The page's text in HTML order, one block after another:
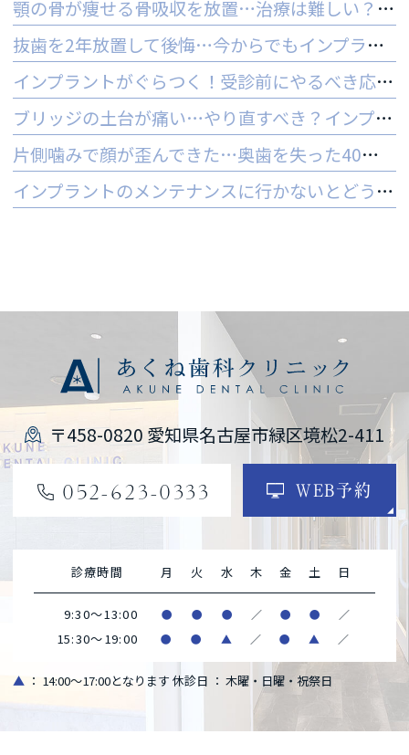
顎の骨が痩せる骨吸収を放置…治療は難しい？手遅れを防ぐ3つの対策
抜歯を2年放置して後悔…今からでもインプラントはできる？
インプラントがぐらつく！受診前にやるべき応急処置とNG行動一覧
ブリッジの土台が痛い…やり直すべき？インプラントとの判断基準を解説
片側噛みで顔が歪んできた…奥歯を失った40代女性のインプラントという選択肢
インプラントのメンテナンスに行かないとどうなる？ 他院でやってもいいの？
〒458-0820 愛知県名古屋市緑区境松2-411
052-623-0333 WEB予約
診療時間 月 火 水 木 金 土 日
9:30～13:00 ● ● ● ／ ● ● ／
15:30～19:00 ● ● ▲ ／ ● ▲ ／
▲ ： 14:00～17:00となります 休診日 ： 木曜・日曜・祝祭日